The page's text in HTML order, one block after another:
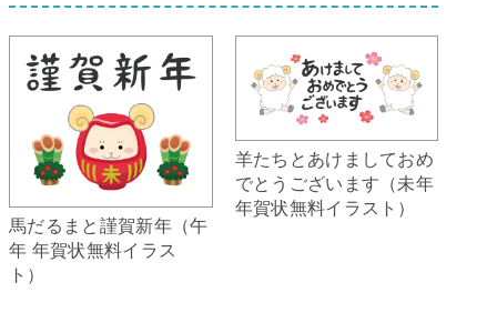
馬だるまと謹賀新年（午
年 年賀状無料イラス
ト）
羊たちとあけましておめ
でとうございます（未年
年賀状無料イラスト）